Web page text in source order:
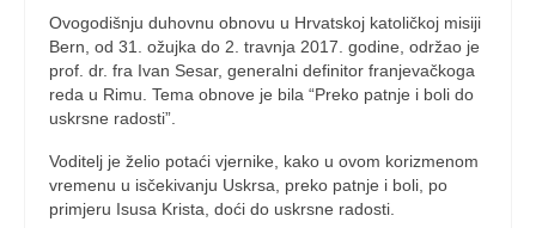
Ovogodišnju duhovnu obnovu u Hrvatskoj katoličkoj misiji
Bern, od 31. ožujka do 2. travnja 2017. godine, održao je
prof. dr. fra Ivan Sesar, generalni definitor franjevačkoga
reda u Rimu. Tema obnove je bila “Preko patnje i boli do
uskrsne radosti”.
Voditelj je želio potaći vjernike, kako u ovom korizmenom
vremenu u isčekivanju Uskrsa, preko patnje i boli, po
primjeru Isusa Krista, doći do uskrsne radosti.